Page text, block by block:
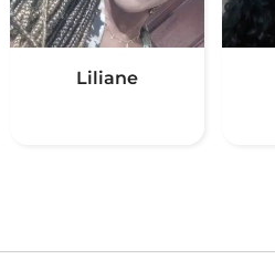
Liliane